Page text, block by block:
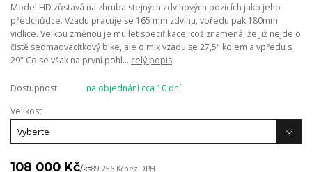
Model HD zůstavá na zhruba stejných zdvihových pozicích jako jeho
předchůdce. Vzadu pracuje se 165 mm zdvihu, vpředu pak 180mm
vidlice. Velkou změnou je mullet specifikace, což znamená, že již nejde o
čistě sedmadvacítkový bike, ale o mix vzadu se 27,5" kolem a vpředu s
29" Co se však na první pohl... celý popis
Dostupnost
na objednání cca 10 dní
Velikost
108 000 Kč/ks89 256 Kčbez DPH